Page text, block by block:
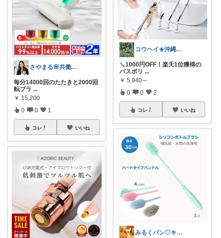
さやまる🌸共働きのため時短アイテム🌸
毎分14000回のたたきと2000回
転ブラ ...
￥ 15,200
0 0 1
コレ いいね
​コウヘイ☀️沖縄離島で「これ使える」
＼1000円OFF！楽天1位獲得の
バスポリ ...
￥ 5,940～
0 0 2
コレ いいね
みるくパン♡キッチンルーム